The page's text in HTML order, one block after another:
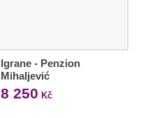
Igrane - Penzion
Mihaljević
8 250 Kč